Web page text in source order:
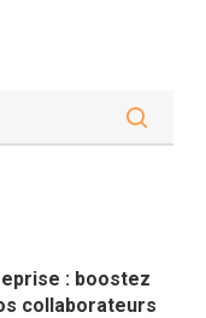
: boostez
collaborateurs